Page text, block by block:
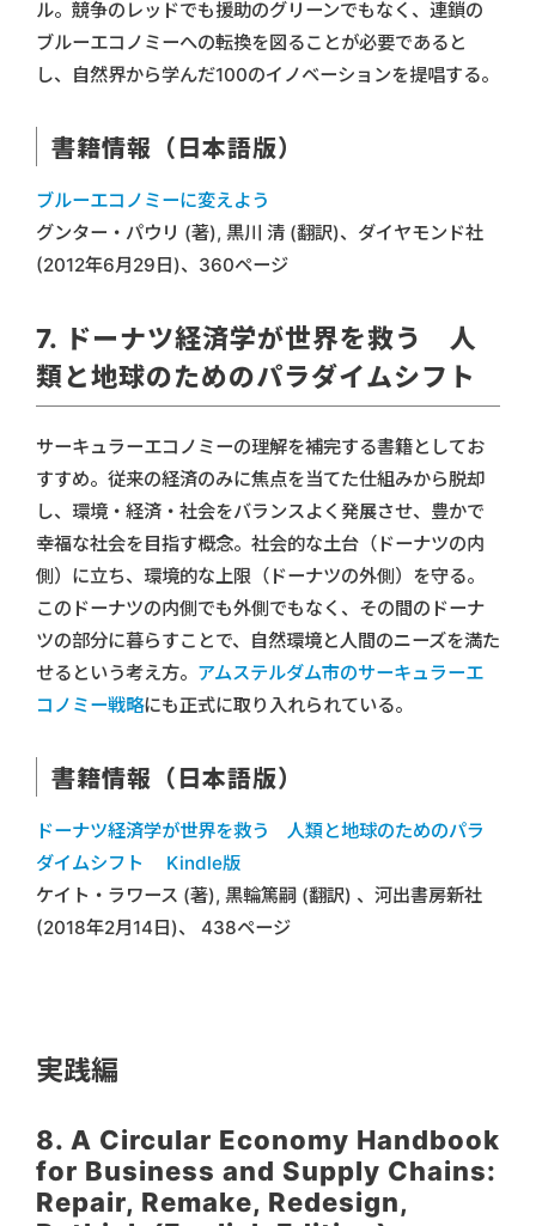
ル。競争のレッドでも援助のグリーンでもなく、連鎖の
ブルーエコノミーへの転換を図ることが必要であると
し、自然界から学んだ100のイノベーションを提唱する。
書籍情報（日本語版）
ブルーエコノミーに変えよう
グンター・パウリ (著), 黒川 清 (翻訳)、ダイヤモンド社
(2012年6月29日)、360ページ
7. ドーナツ経済学が世界を救う 人
類と地球のためのパラダイムシフト
サーキュラーエコノミーの理解を補完する書籍としてお
すすめ。従来の経済のみに焦点を当てた仕組みから脱却
し、環境・経済・社会をバランスよく発展させ、豊かで
幸福な社会を目指す概念。社会的な土台（ドーナツの内
側）に立ち、環境的な上限（ドーナツの外側）を守る。
このドーナツの内側でも外側でもなく、その間のドーナ
ツの部分に暮らすことで、自然環境と人間のニーズを満た
せるという考え方。 アムステルダム市のサーキュラーエ
コノミー戦略にも正式に取り入れられている。
書籍情報（日本語版）
ドーナツ経済学が世界を救う 人類と地球のためのパラ
ダイムシフト Kindle版
ケイト・ラワース (著), 黒輪篤嗣 (翻訳) 、河出書房新社
(2018年2月14日)、 438ページ
実践編
8. A Circular Economy Handbook
for Business and Supply Chains:
Repair, Remake, Redesign,